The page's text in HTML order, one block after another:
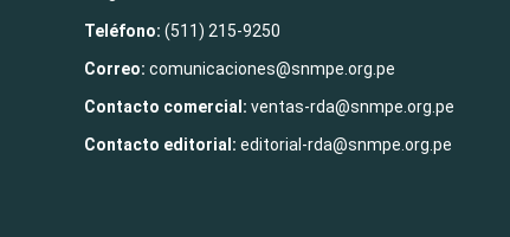
Teléfono: (511) 215-9250
Correo:comunicaciones@snmpe.org.pe
Contacto comercial: ventas-rda@snmpe.org.pe
Contacto editorial: editorial-rda@snmpe.org.pe